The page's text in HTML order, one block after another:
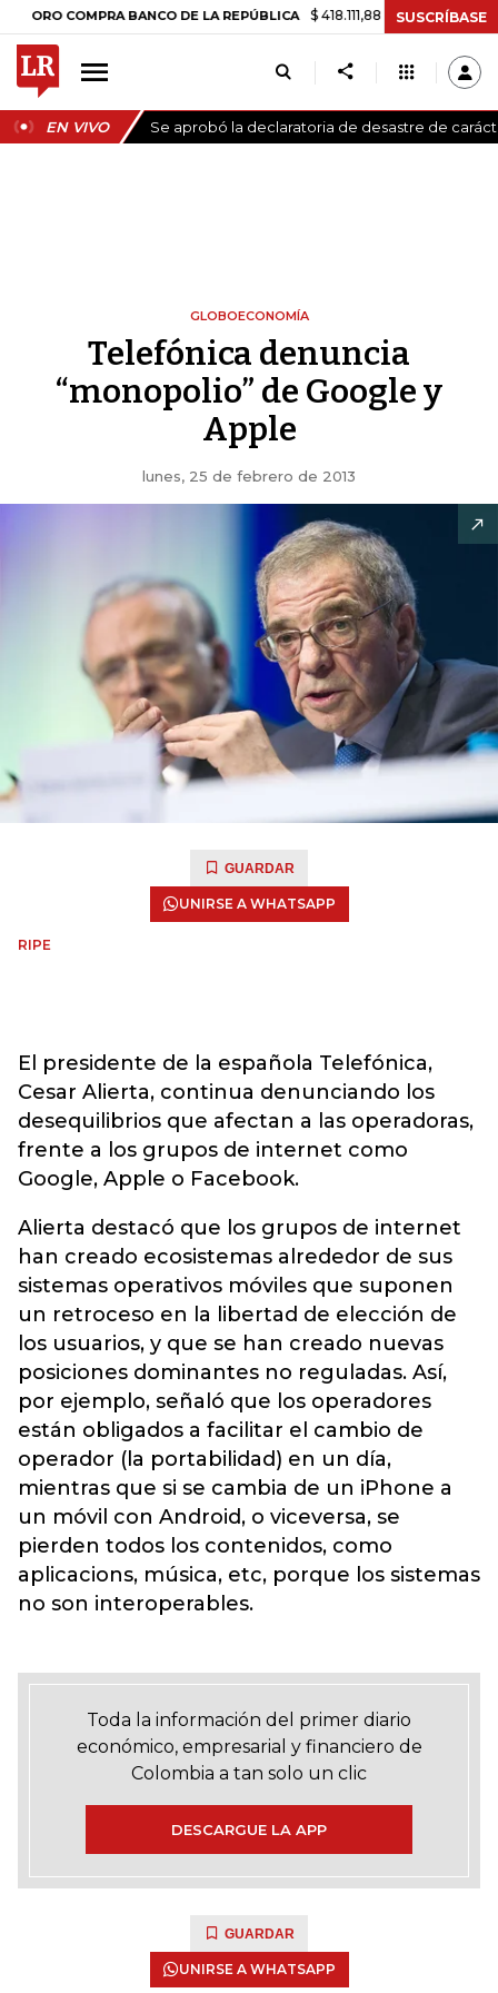
COMPRA BANCO DE LA REPÚBLICA $ 418.111,88 +$ 9.612,91 +2,35%
SUSCRÍBASE
EN VIVO Se aprobó la declaratoria de desastre de
GLOBOECONOMÍA
Telefónica denuncia
“monopolio” de Google y
Apple
lunes, 25 de febrero de 2013
GUARDAR
UNIRSE A WHATSAPP
RIPE
El presidente de la española Telefónica,
Cesar Alierta, continua denunciando los
desequilibrios que afectan a las operadoras,
frente a los grupos de internet como
Google, Apple o Facebook.
Alierta destacó que los grupos de internet
han creado ecosistemas alrededor de sus
sistemas operativos móviles que suponen
un retroceso en la libertad de elección de
los usuarios, y que se han creado nuevas
posiciones dominantes no reguladas. Así,
por ejemplo, señaló que los operadores
están obligados a facilitar el cambio de
operador (la portabilidad) en un día,
mientras que si se cambia de un iPhone a
un móvil con Android, o viceversa, se
pierden todos los contenidos, como
aplicacions, música, etc, porque los sistemas
no son interoperables.
Toda la información del primer diario
económico, empresarial y financiero de
Colombia a tan solo un clic
DESCARGUE LA APP
GUARDAR
UNIRSE A WHATSAPP